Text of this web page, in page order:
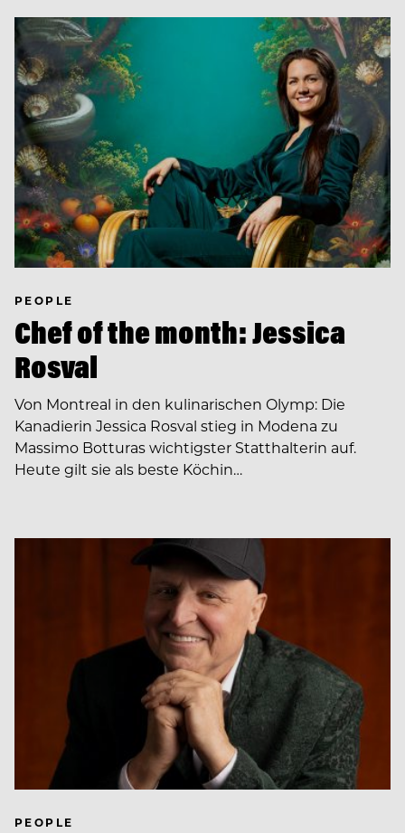
PEOPLE
Chef of the month: Jessica
Rosval
Von Montreal in den kulinarischen Olymp: Die
Kanadierin Jessica Rosval stieg in Modena zu
Massimo Botturas wichtigster Statthalterin auf.
Heute gilt sie als beste Köchin…
PEOPLE